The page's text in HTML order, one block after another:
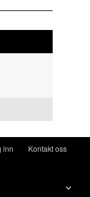
inn Kontakt oss